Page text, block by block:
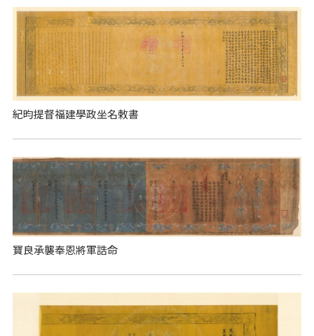
紀昀提督福建學政坐名敕書
寶良承襲奉恩將軍誥命